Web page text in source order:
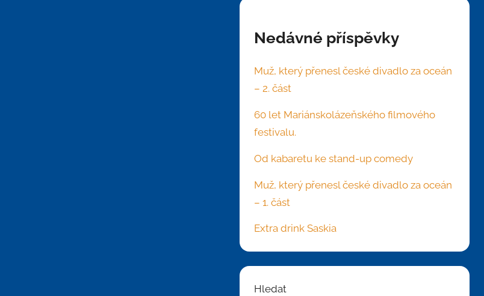
Nedávné příspěvky
Muž, který přenesl české divadlo za oceán
– 2. část
60 let Mariánskolázeňského filmového
festivalu.
Od kabaretu ke stand-up comedy
Muž, který přenesl české divadlo za oceán
– 1. část
Extra drink Saskia
Hledat